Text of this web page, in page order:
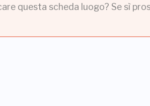
questa scheda luogo? Se sì